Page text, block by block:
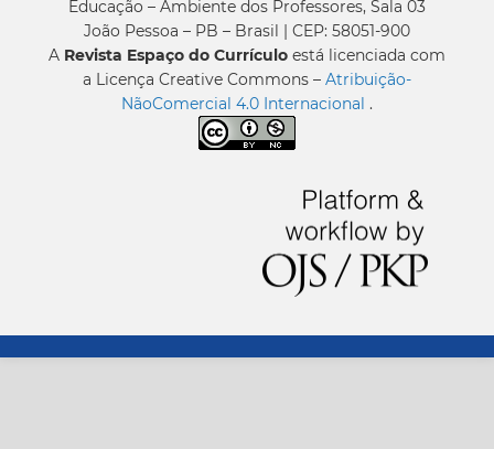
Educação – Ambiente dos Professores, Sala 03
João Pessoa – PB – Brasil | CEP: 58051-900
A Revista Espaço do Currículo está licenciada com
a Licença Creative Commons – Atribuição-
NãoComercial 4.0 Internacional .